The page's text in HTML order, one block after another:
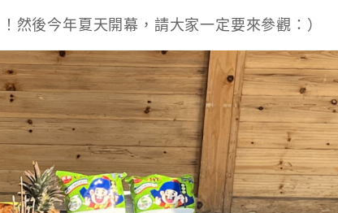
然後今年夏天開幕，請大家一定要來參觀：）